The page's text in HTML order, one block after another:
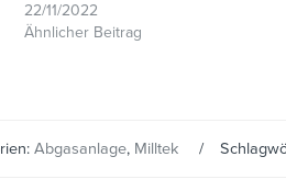
22/11/2022
Ähnlicher Beitrag
Abgasanlage, Milltek